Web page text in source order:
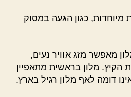
כגון הגעה במסוק
מאפשר מזג אוויר נעים,
הקיץ. מלון בראשית מתאפיין
דומה לאף מלון רגיל בארץ.